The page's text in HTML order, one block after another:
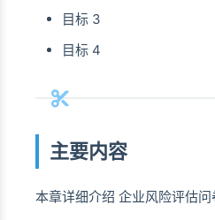
目标 3
目标 4
主要内容
本章详细介绍 企业风险评估问